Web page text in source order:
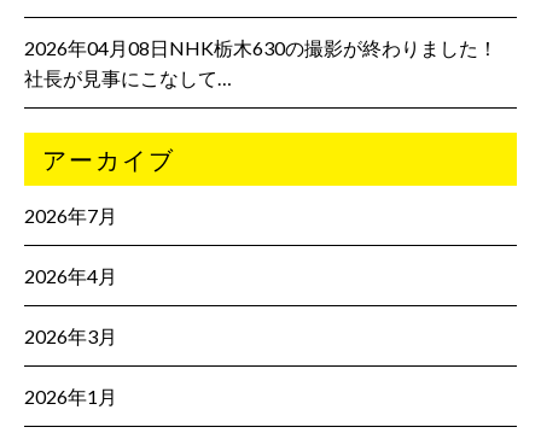
2026年04月08日NHK栃木630の撮影が終わりました！
社長が見事にこなして…
アーカイブ
2026年7月
2026年4月
2026年3月
2026年1月